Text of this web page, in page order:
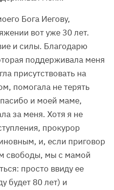
Бога Иегову,
вот уже 30 лет.
и силы. Благодарю
поддерживала меня
присутствовать на
помогала не терять
и моей маме,
за меня. Хотя я не
прокурор
и, если приговор
свободы, мы с мамой
просто ввиду ее
будет 80 лет) и